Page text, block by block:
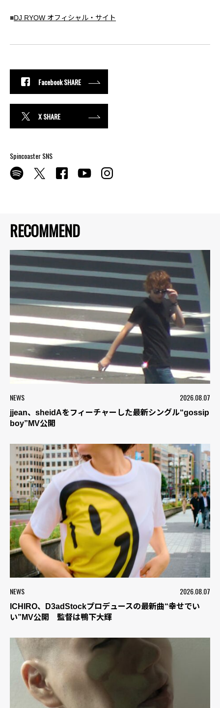
RECOMMEND
NEWS 2026.08.07
jjean、sheidAをフィーチャーした最新シングル“gossip
boy”MV公開
NEWS 2026.08.07
ICHIRO、D3adStockプロデュースの最新曲“幸せでい
い”MV公開 監督は鴨下大輝
■DJ RYOW オフィシャル・サイト
Facebook SHARE
X SHARE
Spincoaster SNS